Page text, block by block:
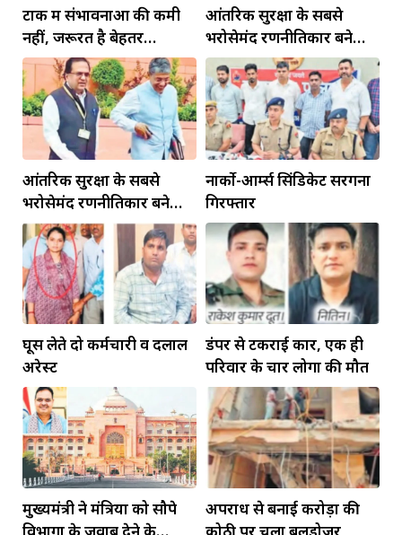
टोंक में संभावनाओं की कमी
नहीं, जरूरत है बेहतर
इंफ्रास्ट्रक्चर की
आंतरिक सुरक्षा के सबसे
भरोसेमंद रणनीतिकार बने
रहेंगे गोविंद मोहन
आंतरिक सुरक्षा के सबसे
भरोसेमंद रणनीतिकार बने
रहेंगे गोविंद मोहन
नार्को-आर्म्स सिंडिकेट सरगना
गिरफ्तार
घूस लेते दो कर्मचारी व दलाल
अरेस्ट
डंपर से टकराई कार, एक ही
परिवार के चार लोगों की मौत
मुख्यमंत्री ने मंत्रियों को सौपे
विभागों के जवाब देने के
अपराध से बनाई करोड़ों की
कोठी पर चला बुलडोजर